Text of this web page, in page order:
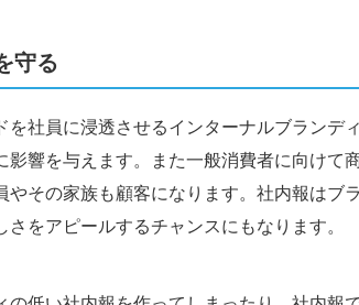
守る
を社員に浸透させるインターナルブランデ
影響を与えます。また一般消費者に向けて
やその家族も顧客になります。社内報はブ
さをアピールするチャンスにもなります。